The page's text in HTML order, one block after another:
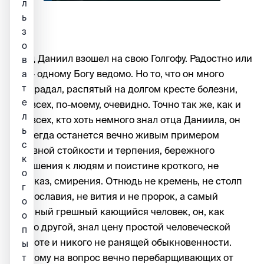
Отец Даниил взошел на свою Голгофу. Радостно или
нет – одному Богу ведомо. Но то, что он много
выстрадал, распятый на долгом кресте болезни,
для всех, по-моему, очевидно. Точно так же, как и
для всех, кто хоть немного знал отца Даниила, он
навсегда останется вечно живым примером
духовной стойкости и терпения, бережного
отношения к людям и поистине кроткого, не
напоказ, смирения. Отнюдь не кремень, не столп
православия, не вития и не пророк, а самый
обычный грешный кающийся человек, он, как
никто другой, знал цену простой человеческой
доброте и никого не ранящей обыкновенности.
Поэтому на вопрос вечно перебарщивающих от
л
ь
з
о
в
а
т
е
л
ь
с
к
о
г
о
о
п
ы
т